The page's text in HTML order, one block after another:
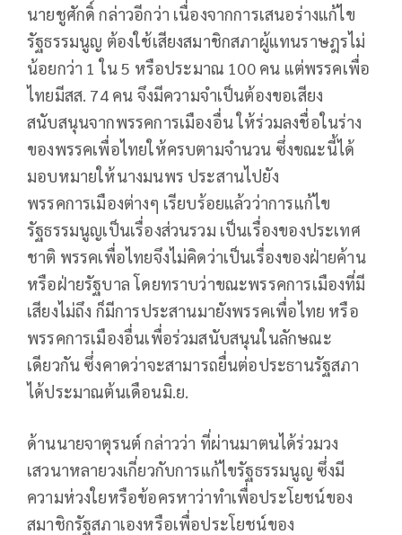
นายชูศักดิ์ กล่าวอีกว่า เนื่องจากการเสนอร่างแก้ไข
รัฐธรรมนูญ ต้องใช้เสียงสมาชิกสภาผู้แทนราษฎรไม่
น้อยกว่า 1 ใน 5 หรือประมาณ 100 คน แต่พรรคเพื่อ
ไทยมีสส. 74 คน จึงมีความจำเป็นต้องขอเสียง
สนับสนุนจากพรรคการเมืองอื่น ให้ร่วมลงชื่อในร่าง
ของพรรคเพื่อไทยให้ครบตามจำนวน ซึ่งขณะนี้ได้
มอบหมายให้นางมนพร ประสานไปยัง
พรรคการเมืองต่างๆ เรียบร้อยแล้วว่าการแก้ไข
รัฐธรรมนูญเป็นเรื่องส่วนรวม เป็นเรื่องของประเทศ
ชาติ พรรคเพื่อไทยจึงไม่คิดว่าเป็นเรื่องของฝ่ายค้าน
หรือฝ่ายรัฐบาล โดยทราบว่าขณะพรรคการเมืองที่มี
เสียงไม่ถึง ก็มีการประสานมายังพรรคเพื่อไทย หรือ
พรรคการเมืองอื่นเพื่อร่วมสนับสนุนในลักษณะ
เดียวกัน ซึ่งคาดว่าจะสามารถยื่นต่อประธานรัฐสภา
ได้ประมาณต้นเดือนมิ.ย.
ด้านนายจาตุรนต์ กล่าวว่า ที่ผ่านมาตนได้ร่วมวง
เสวนาหลายวงเกี่ยวกับการแก้ไขรัฐธรรมนูญ ซึ่งมี
ความห่วงใยหรือข้อครหาว่าทำเพื่อประโยชน์ของ
สมาชิกรัฐสภาเองหรือเพื่อประโยชน์ของ